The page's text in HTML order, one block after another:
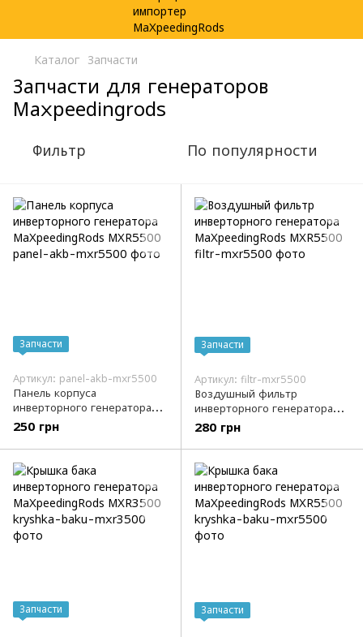
Каталог Запчасти
Запчасти для генераторов
Maxpeedingrods
Фильтр По популярности
Запчасти
Артикул: panel-akb-mxr5500
Панель корпуса
инверторного генератора
MaXpeedingRods MXR5500
250 грн
Запчасти
Артикул: filtr-mxr5500
Воздушный фильтр
инверторного генератора
MaXpeedingRods MXR5500
280 грн
Запчасти Запчасти